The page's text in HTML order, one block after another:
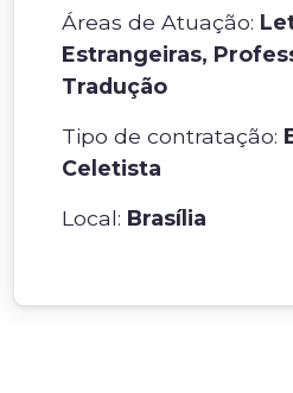
Áreas de Atuação:
Estrangeiras,
Tradução
Tipo de contratação:
Celetista
Local: Brasília